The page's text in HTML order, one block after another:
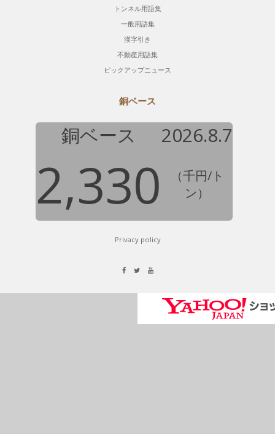
トンネル用語集
一般用語集
漢字引き
不動産用語集
ピックアップニュース
銅ベース
銅ベース 2026.8.7
2,330
（千円/ト
ン）
Privacy policy